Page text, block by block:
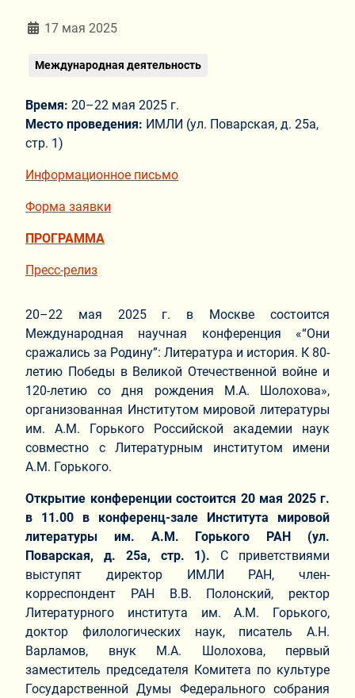
Информация о материале
17 мая 2025
Международная деятельность
Время: 20–22 мая 2025 г.
Место проведения: ИМЛИ (ул. Поварская, д. 25а,
стр. 1)
Информационное письмо
Форма заявки
ПРОГРАММА
Пресс-релиз
20–22 мая 2025 г. в Москве состоится
Международная научная конференция «“Они
сражались за Родину”: Литература и история. К 80-
летию Победы в Великой Отечественной войне и
120-летию со дня рождения М.А. Шолохова»,
организованная Институтом мировой литературы
им. А.М. Горького Российской академии наук
совместно с Литературным институтом имени
А.М. Горького.
Открытие конференции состоится 20 мая 2025 г.
в 11.00 в конференц-зале Института мировой
литературы им. А.М. Горького РАН (ул.
Поварская, д. 25а, стр. 1). С приветствиями
выступят директор ИМЛИ РАН, член-
корреспондент РАН В.В. Полонский, ректор
Литературного института им. А.М. Горького,
доктор филологических наук, писатель А.Н.
Варламов, внук М.А. Шолохова, первый
заместитель председателя Комитета по культуре
Государственной Думы Федерального собрания